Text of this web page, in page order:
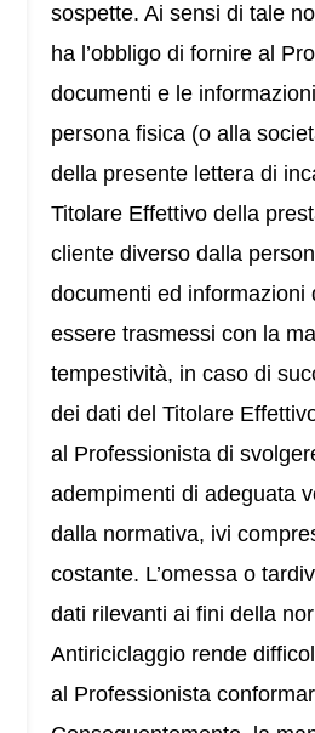
sospette. Ai sensi di tale
ha l’obbligo di fornire al
documenti e le
persona fisica (o alla
della presente lettera di
Titolare Effettivo della
cliente diverso dalla
documenti ed informazioni
essere trasmessi con la
tempestività, in caso di
dei dati del Titolare
al Professionista di
adempimenti di adeguata
dalla normativa, ivi
costante. L’omessa o
dati rilevanti ai fini della
Antiriciclaggio rende
al Professionista